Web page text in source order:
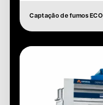
Captação de fumos ECO